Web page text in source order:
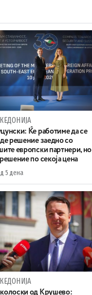
Ќе работиме да се
решение заедно со
европски партнери, но
по секоја цена
5 дена
од Крушево: